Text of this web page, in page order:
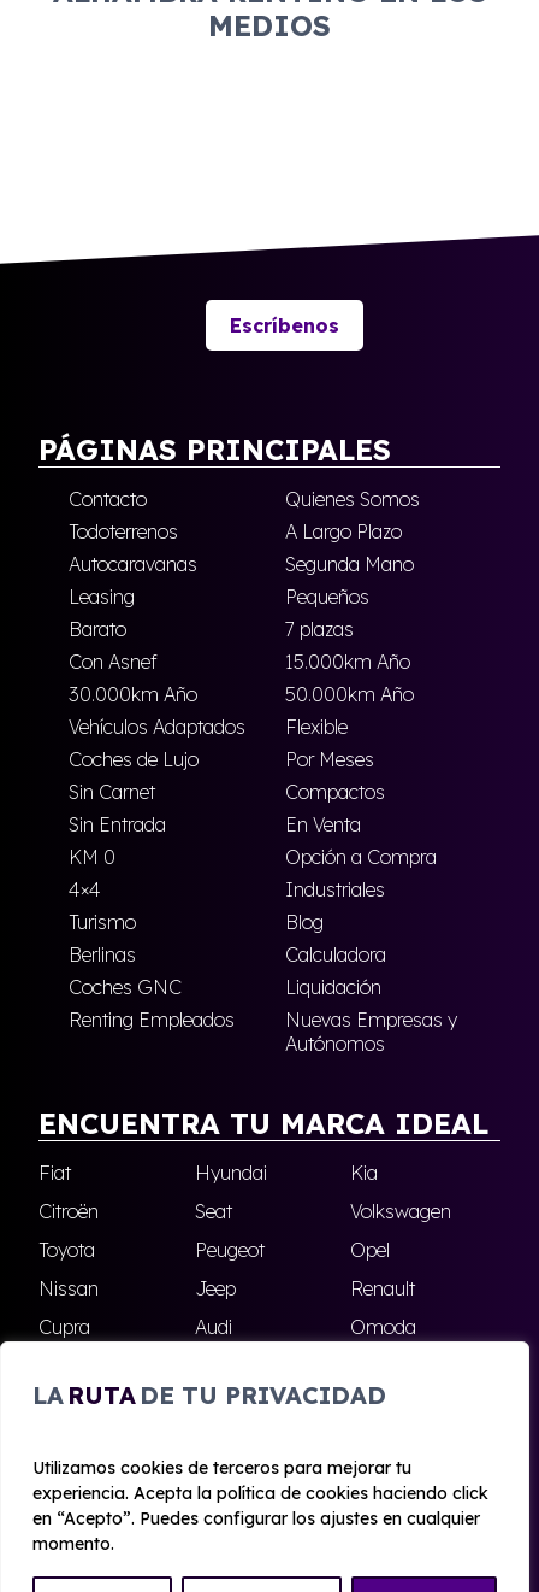
LA RUTA DE TU PRIVACIDAD
Utilizamos cookies de terceros para mejorar tu
experiencia. Acepta la política de cookies haciendo click
en “Acepto”. Puedes configurar los ajustes en cualquier
momento.
MEDIOS
Escríbenos
PÁGINAS PRINCIPALES
Contacto
Quienes Somos
Todoterrenos
A Largo Plazo
Autocaravanas
Segunda Mano
Leasing
Pequeños
Barato
7 plazas
Con Asnef
15.000km Año
30.000km Año
50.000km Año
Vehículos Adaptados
Flexible
Coches de Lujo
Por Meses
Sin Carnet
Compactos
Sin Entrada
En Venta
KM 0
Opción a Compra
4×4
Industriales
Turismo
Blog
Berlinas
Calculadora
Coches GNC
Liquidación
Renting Empleados
Nuevas Empresas y
Autónomos
ENCUENTRA TU MARCA IDEAL
Fiat Hyundai
Kia
Citroën
Seat
Volkswagen
Toyota
Peugeot
Opel
Nissan
Jeep
Renault
Cupra
Audi
Omoda
Skoda
Ford Todas las marcas
© 2020 - 2026 Alhambra Renting
Aviso legal y Privacidad